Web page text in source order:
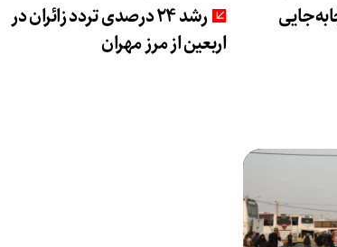
رشد ۲۴ درصدی تردد زائران در
اربعین از مرز مهران